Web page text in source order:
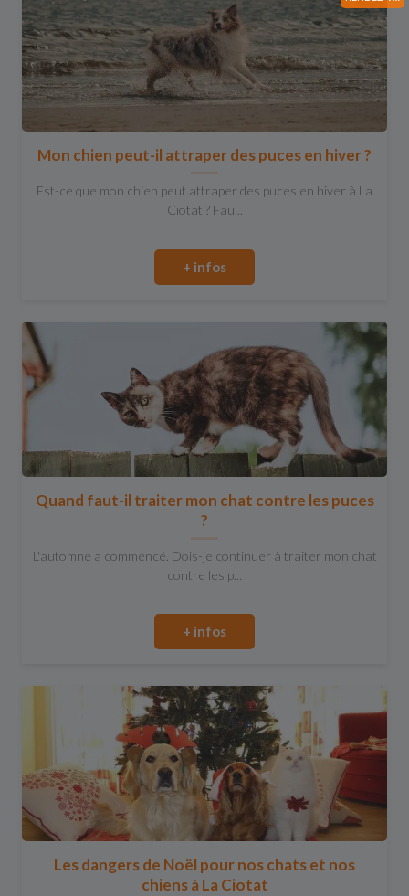
Mon chien peut-il attraper des puces en hiver ?
Est-ce que mon chien peut attraper des puces en hiver à La
Ciotat ? Fau...
+ infos
Quand faut-il traiter mon chat contre les puces
?
L'automne a commencé. Dois-je continuer à traiter mon chat
contre les p...
+ infos
Les dangers de Noël pour nos chats et nos
chiens à La Ciotat